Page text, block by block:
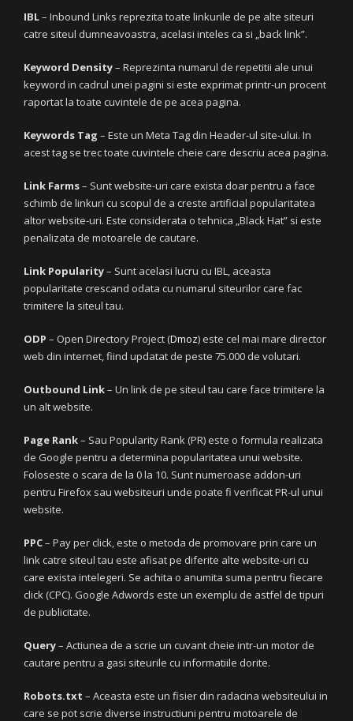
IBL– Inbound Links reprezita toate linkurile de pe alte siteuri
catre siteul dumneavoastra, acelasi inteles ca si „back link”.
Keyword Density– Reprezinta numarul de repetitii ale unui
keyword in cadrul unei pagini si este exprimat printr-un procent
raportat la toate cuvintele de pe acea pagina.
Keywords Tag – Este un Meta Tag din Header-ul site-ului. In
acest tag se trec toate cuvintele cheie care descriu acea pagina.
Link Farms– Sunt website-uri care exista doar pentru a face
schimb de linkuri cu scopul de a creste artificial popularitatea
altor website-uri. Este considerata o tehnica „Black Hat” si este
penalizata de motoarele de cautare.
Link Popularity– Sunt acelasi lucru cu IBL, aceasta
popularitate crescand odata cu numarul siteurilor care fac
trimitere la siteul tau.
ODP – Open Directory Project (Dmoz) este cel mai mare director
web din internet, fiind updatat de peste 75.000 de volutari.
Outbound Link– Un link de pe siteul tau care face trimitere la
un alt website.
Page Rank– Sau Popularity Rank (PR) este o formula realizata
de Google pentru a determina popularitatea unui website.
Foloseste o scara de la 0 la 10. Sunt numeroase addon-uri
pentru Firefox sau websiteuri unde poate fi verificat PR-ul unui
website.
PPC– Pay per click, este o metoda de promovare prin care un
link catre siteul tau este afisat pe diferite alte website-uri cu
care exista intelegeri. Se achita o anumita suma pentru fiecare
click (CPC). Google Adwords este un exemplu de astfel de tipuri
de publicitate.
Query– Actiunea de a scrie un cuvant cheie intr-un motor de
cautare pentru a gasi siteurile cu informatiile dorite.
Robots.txt – Aceasta este un fisier din radacina websiteului in
care se pot scrie diverse instructiuni pentru motoarele de